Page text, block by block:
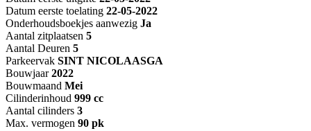
Datum eerste toelating 22-05-2022
Onderhoudsboekjes aanwezig Ja
Aantal zitplaatsen 5
Aantal Deuren 5
Parkeervak SINT NICOLAASGA
Bouwjaar 2022
Bouwmaand Mei
Cilinderinhoud 999 cc
Aantal cilinders 3
Max. vermogen 90 pk